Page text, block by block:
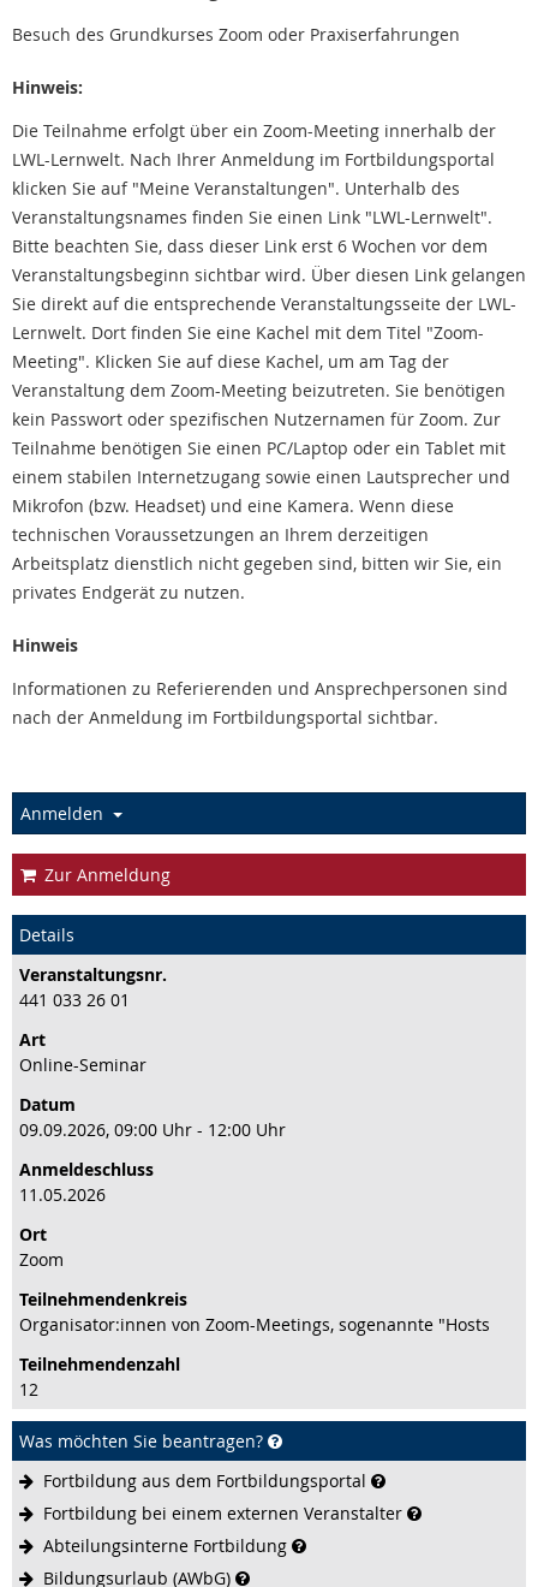
Besuch des Grundkurses Zoom oder Praxiserfahrungen
Hinweis:
Die Teilnahme erfolgt über ein Zoom-Meeting innerhalb der
LWL-Lernwelt. Nach Ihrer Anmeldung im Fortbildungsportal
klicken Sie auf "Meine Veranstaltungen". Unterhalb des
Veranstaltungsnames finden Sie einen Link "LWL-Lernwelt".
Bitte beachten Sie, dass dieser Link erst 6 Wochen vor dem
Veranstaltungsbeginn sichtbar wird. Über diesen Link gelangen
Sie direkt auf die entsprechende Veranstaltungsseite der LWL-
Lernwelt. Dort finden Sie eine Kachel mit dem Titel "Zoom-
Meeting". Klicken Sie auf diese Kachel, um am Tag der
Veranstaltung dem Zoom-Meeting beizutreten. Sie benötigen
kein Passwort oder spezifischen Nutzernamen für Zoom. Zur
Teilnahme benötigen Sie einen PC/Laptop oder ein Tablet mit
einem stabilen Internetzugang sowie einen Lautsprecher und
Mikrofon (bzw. Headset) und eine Kamera. Wenn diese
technischen Voraussetzungen an Ihrem derzeitigen
Arbeitsplatz dienstlich nicht gegeben sind, bitten wir Sie, ein
privates Endgerät zu nutzen.
Hinweis
Informationen zu Referierenden und Ansprechpersonen sind
nach der Anmeldung im Fortbildungsportal sichtbar.
Anmelden
Zur Anmeldung
Details
Veranstaltungs­nr.
441 033 26 01
Art
Online-Seminar
Datum
09.09.2026, 09:00 Uhr - 12:00 Uhr
Anmeldeschluss
11.05.2026
Ort
Zoom
Teilnehmenden­kreis
Organisator:innen von Zoom-Meetings, sogenannte "Hosts
Teilnehmenden­zahl
12
Was möchten Sie beantragen?
Fortbildung aus dem Fortbildungsportal
Fortbildung bei einem externen Veranstalter
Abteilungsinterne Fortbildung
Bildungsurlaub (AWbG)